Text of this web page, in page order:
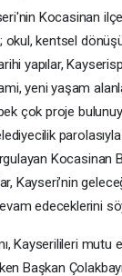
Kocasinan
okul, kentsel
yapılar,
yeni yaşam
çok proje
Kocasinan
Kayseri’nin
edeceklerini
Kayserilileri mutu
Başkan